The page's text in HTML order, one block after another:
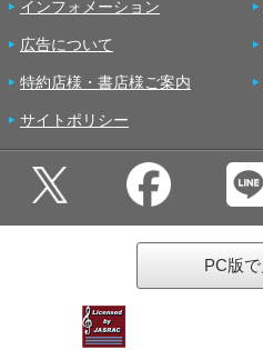
インフォメーション
広告について
特約店様・書店様ご案内
サイトポリシー
PC版